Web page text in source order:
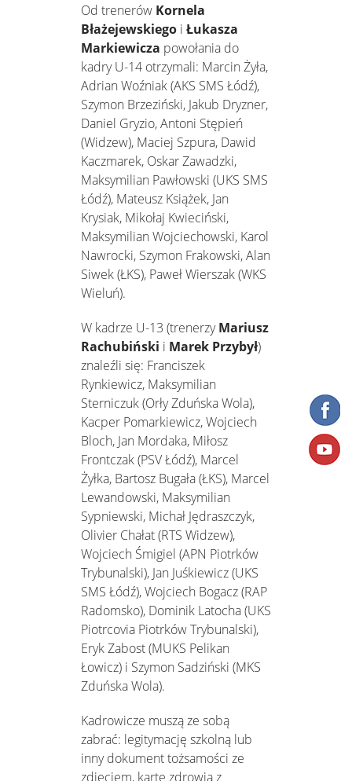
Od trenerów Kornela
Błażejewskiego i Łukasza
Markiewicza powołania do
kadry U-14 otrzymali: Marcin Żyła,
Adrian Woźniak (AKS SMS Łódź),
Szymon Brzeziński, Jakub Dryzner,
Daniel Gryzio, Antoni Stępień
(Widzew), Maciej Szpura, Dawid
Kaczmarek, Oskar Zawadzki,
Maksymilian Pawłowski (UKS SMS
Łódź), Mateusz Książek, Jan
Krysiak, Mikołaj Kwieciński,
Maksymilian Wojciechowski, Karol
Nawrocki, Szymon Frakowski, Alan
Siwek (ŁKS), Paweł Wierszak (WKS
Wieluń).
W kadrze U-13 (trenerzyMariusz
Rachubiński i Marek Przybył)
znaleźli się: Franciszek
Rynkiewicz, Maksymilian
Sterniczuk (Orły Zduńska Wola),
Kacper Pomarkiewicz, Wojciech
Bloch, Jan Mordaka, Miłosz
Frontczak (PSV Łódź), Marcel
Żyłka, Bartosz Bugała (ŁKS), Marcel
Lewandowski, Maksymilian
Sypniewski, Michał Jędraszczyk,
Olivier Chałat (RTS Widzew),
Wojciech Śmigiel (APN Piotrków
Trybunalski), Jan Juśkiewicz (UKS
SMS Łódź), Wojciech Bogacz (RAP
Radomsko), Dominik Latocha (UKS
Piotrcovia Piotrków Trybunalski),
Eryk Zabost (MUKS Pelikan
Łowicz) i Szymon Sadziński (MKS
Zduńska Wola).
Kadrowicze muszą ze sobą
zabrać: legitymację szkolną lub
inny dokument tożsamości ze
zdjęciem, kartę zdrowia z